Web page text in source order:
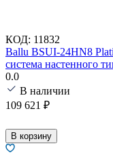
КОД: 11832
Ballu BSUI-24HN8
система настенного
0.0
В наличии
109 621 ₽
В корзину